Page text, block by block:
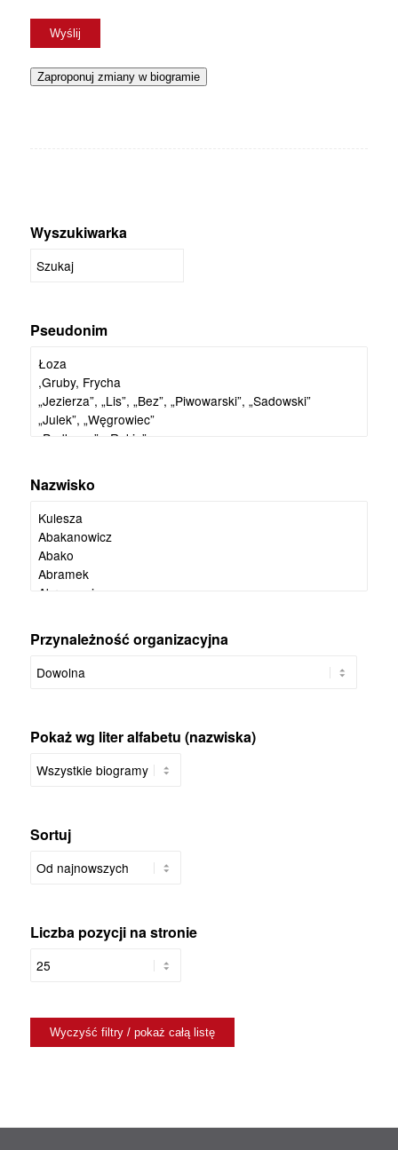
Zaproponuj zmiany w biogramie
Wyszukiwarka
Pseudonim
Nazwisko
Przynależność organizacyjna
Pokaż wg liter alfabetu (nazwiska)
Sortuj
Liczba pozycji na stronie